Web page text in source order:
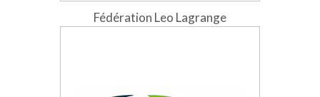
Fédération Leo Lagrange